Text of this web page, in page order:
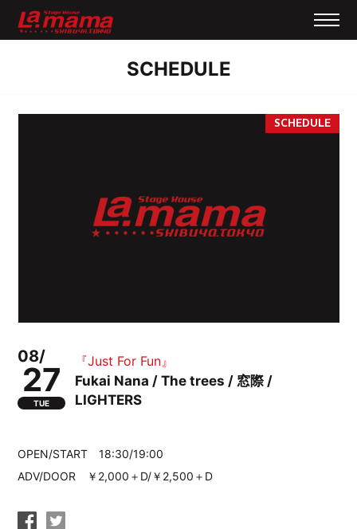
SCHEDULE
08/
27
TUE
『Just For Fun』
Fukai Nana / The trees / 窓際 /
LIGHTERS
OPEN/START 18:30/19:00
ADV/DOOR ￥2,000＋D/￥2,500＋D